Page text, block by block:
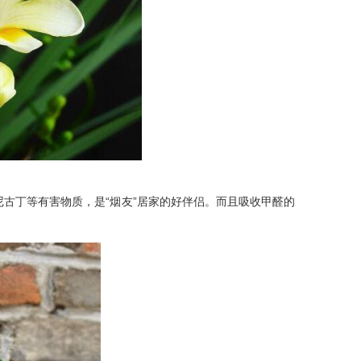
等有害物质，是“烟友”居家的好伴侣。而且吸收甲醛的